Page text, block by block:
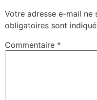
Votre adresse e-mail ne
obligatoires sont
Commentaire *